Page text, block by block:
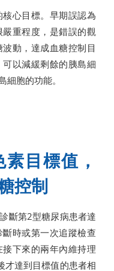
心目標。早期誤認為
重程度，是錯誤的觀
動，達成血糖控制目
以減緩剩餘的胰島細
胞的功能。
目標值，
控制
斷第2型糖尿病患者達
時或第一次追蹤檢查
下來的兩年內維持理
才達到目標值的患者相